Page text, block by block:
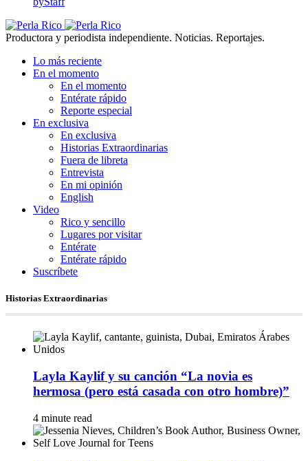
Productora y periodista independiente. Noticias. Reportajes.
Lo más reciente
En el momento
En el momento
Entérate rápido
Reporte especial
En exclusiva
En exclusiva
Historias Extraordinarias
Fuera de libreta
Entrevista
En mi opinión
English
Video
Rico y sencillo
Lugares por visitar
Entérate
Entérate rápido
Suscríbete
Historias Extraordinarias
Layla Kaylif y su canción “La novia es
hermosa (pero está casada con otro hombre)”
4 minute read